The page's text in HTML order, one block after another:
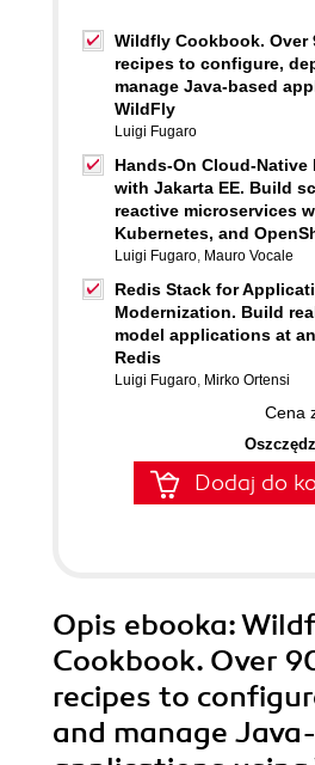
Wildfly Cookbook. Over
recipes to configure,
manage Java-based
WildFly
Luigi Fugaro
Hands-On Cloud-Native
with Jakarta EE. Build
reactive microservices
Kubernetes, and
Luigi Fugaro, Mauro Vocale
Redis Stack for
Modernization. Build
model applications at
Redis
Luigi Fugaro, Mirko Ortensi
Cena
Dodaj do
Opis ebooka:
Cookbook. Over
recipes to
and manage